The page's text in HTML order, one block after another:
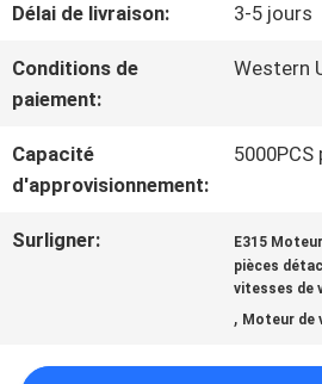
CONTRÔLE
DE
QUALITÉ
CONTACTEZ-
NOUVELLES
Délai de livraison: 3-5 jours
Conditions de
paiement:
Western
Capacité
d'approvisionnement:
Surligner: E315
pièces
vitesses de
, Moteur de